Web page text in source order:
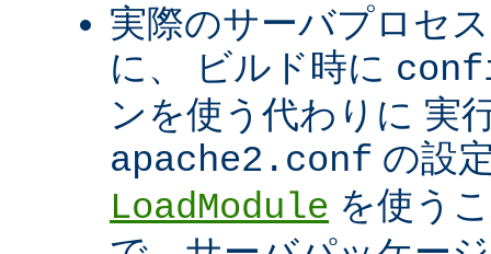
実際のサーバプロセ
に、 ビルド時に
ンを使う代わりに 実
apache2.conf の設
LoadModule を使う